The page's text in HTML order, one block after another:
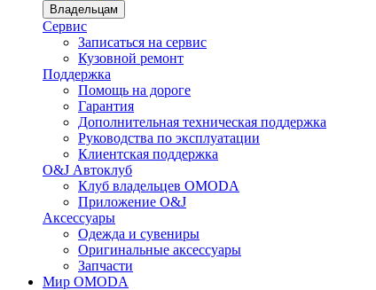
Владельцам
Сервис
Записаться на сервис
Кузовной ремонт
Поддержка
Помощь на дороге
Гарантия
Дополнительная техническая поддержка
Руководства по эксплуатации
Клиентская поддержка
O&J Автоклуб
Клуб владельцев OMODA
Приложение O&J
Аксессуары
Одежда и сувениры
Оригинальные аксессуары
Запчасти
Мир OMODA